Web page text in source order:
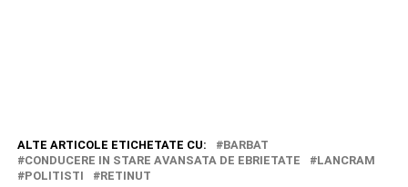
ALTE ARTICOLE ETICHETATE CU:
BARBAT
CONDUCERE IN STARE AVANSATA DE EBRIETATE
LANCRAM
POLITISTI
RETINUT